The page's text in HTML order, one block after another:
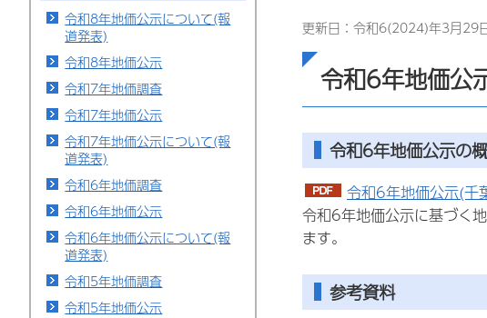
令和8年地価公示について(報
道発表)
令和8年地価公示
令和7年地価調査
令和7年地価公示
令和7年地価公示について(報
道発表)
令和6年地価調査
令和6年地価公示
令和6年地価公示について(報
道発表)
令和5年地価調査
令和5年地価公示
更新日：令和6(2024)年3月29
令和6年地価公
令和6年地価公示の
令和6年地価公示(千
令和6年地価公示に基づく
ます。
参考資料